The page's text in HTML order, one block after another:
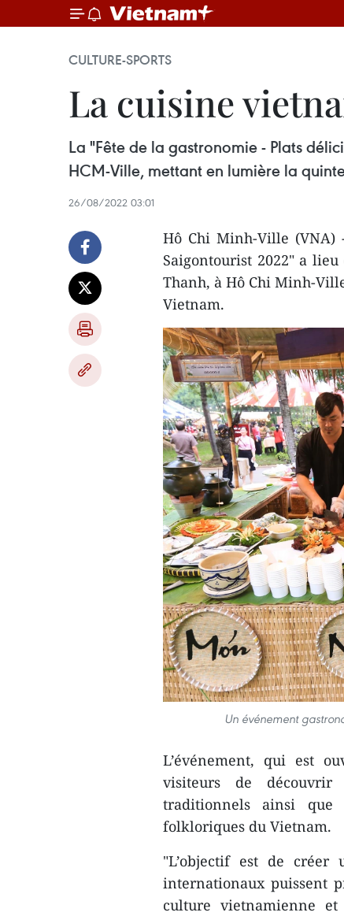
CULTURE-SPORTS
La cuisine
La "Fête de la gastronomie - Plats
HCM-Ville, mettant en lumière la
26/08/2022 03:01
Hô Chi Minh-Ville (VNA)
Saigontourist 2022" a
Thanh, à Hô Chi Minh-
Vietnam.
Un événement
L’événement, qui est
visiteurs de
traditionnels ainsi que
folkloriques du Vietnam.
"L’objectif est de créer
internationaux puissent
culture vietnamienne